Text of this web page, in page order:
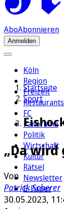
AboAbonnieren
Anmelden
Köln
Region
Freizeit
Restaurants
FC
Panorama
Politik
Wirtschaft
Kultur
Rätsel
Newsletter
E-Paper
Startseite
Sport
„Da
Von
Patrick Scherer
30.05.2023,